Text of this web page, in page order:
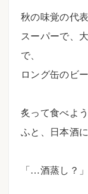
秋の味覚の代
スーパーで、
で、
ロング缶のビ
炙って食べよ
ふと、日本酒
「…酒蒸し？」